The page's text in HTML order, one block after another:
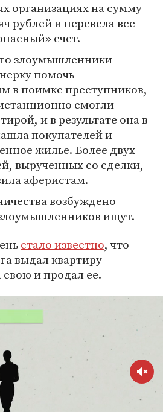
организациях на сумму
рублей и перевела все
счет.
злоумышленники
помочь
в поимке преступников,
смогли
и в результате она в
покупателей и
жилье. Более двух
вырученных со сделки,
аферистам.
возбуждено
ищут.
стало известно, что
выдал квартиру
и продал ее.